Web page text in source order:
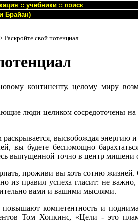
:: учебники :: поиск
Брайан)
Раскройте свой потенциал
континенту, целому миру
люди целиком сосредоточены
высвобождая энергию и
вы будете беспомощно
выпущенной точно в центр мишени
проживи вы хоть сотню жизней.
из правил успеха гласит: не
вами и вашими мыслями.
повышают компетентность и
Том Хопкинс, «Цели - это